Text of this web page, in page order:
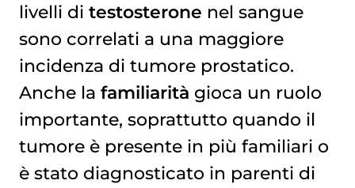
livelli di testosterone nel sangue
sono correlati a una maggiore
incidenza di tumore prostatico.
Anche la familiarità gioca un ruolo
importante, soprattutto quando il
tumore è presente in più familiari o
è stato diagnosticato in parenti di